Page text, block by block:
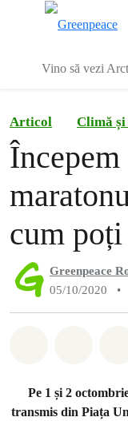
Vino să vezi
Articol Climă și
Începem
cum
Greenpeace
05/10/2020
•
Pe 1 și 2
transmis din Piața